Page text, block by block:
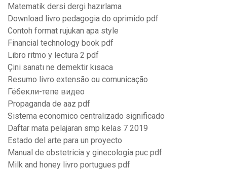
Matematik dersi dergi hazırlama
Download livro pedagogia do oprimido pdf
Contoh format rujukan apa style
Financial technology book pdf
Libro ritmo y lectura 2 pdf
Çini sanatı ne demektir kısaca
Resumo livro extensão ou comunicação
Гёбекли-тепе видео
Propaganda de aaz pdf
Sistema economico centralizado significado
Daftar mata pelajaran smp kelas 7 2019
Estado del arte para un proyecto
Manual de obstetricia y ginecologia puc pdf
Milk and honey livro portugues pdf